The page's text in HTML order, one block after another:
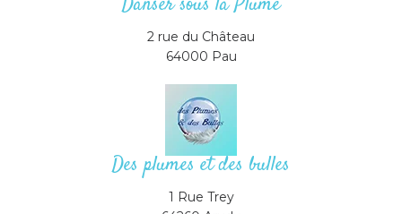
2 rue du Château
64000 Pau
Des plumes et des bulles
1 Rue Trey